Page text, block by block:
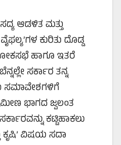
ಆಡಳಿತ ಮತ್ತು
ಕುರಿತು ದೊಡ್ಡ
ಹಾಗೂ ಇತರೆ
ಸರ್ಕಾರ ತನ್ನ
ಸಮಾವೇಶಗಳಿಗೆ
ಭಾಗದ ಜ್ವಲಂತ
ಕಟ್ಟಿಹಾಕಲು
ಕೃಷಿ’ ವಿಷಯ ಸದಾ